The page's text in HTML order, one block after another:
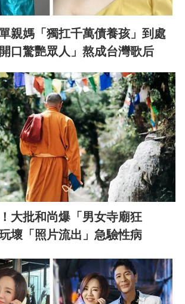
親媽「獨扛千萬債養孩」到處
口驚艷眾人」熬成台灣歌后
大批和尚爆「男女寺廟狂
壞「照片流出」急驗性病